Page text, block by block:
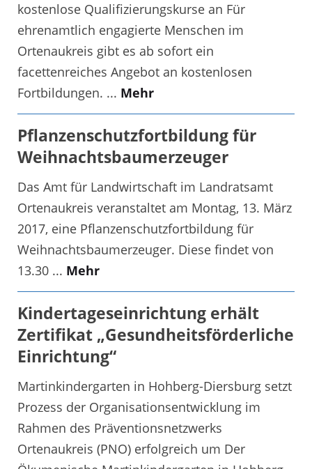
kostenlose Qualifizierungskurse an Für
ehrenamtlich engagierte Menschen im
Ortenaukreis gibt es ab sofort ein
facettenreiches Angebot an kostenlosen
Fortbildungen. ... Mehr
Pflanzenschutzfortbildung für
Weihnachtsbaumerzeuger
Das Amt für Landwirtschaft im Landratsamt
Ortenaukreis veranstaltet am Montag, 13. März
2017, eine Pflanzenschutzfortbildung für
Weihnachtsbaumerzeuger. Diese findet von
13.30 ... Mehr
Kindertageseinrichtung erhält
Zertifikat „Gesundheitsförderliche
Einrichtung“
Martinkindergarten in Hohberg-Diersburg setzt
Prozess der Organisationsentwicklung im
Rahmen des Präventionsnetzwerks
Ortenaukreis (PNO) erfolgreich um Der